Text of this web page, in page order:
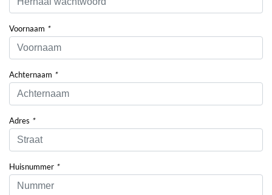
Voornaam *
Achternaam *
Adres *
Huisnummer *